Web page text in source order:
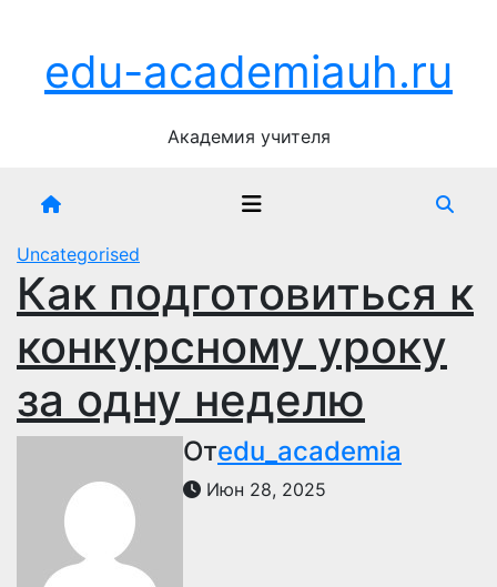
содержимому
edu-academiauh.ru
Академия учителя
Uncategorised
Как подготовиться к
конкурсному уроку
за одну неделю
Отedu_academia
Июн 28, 2025